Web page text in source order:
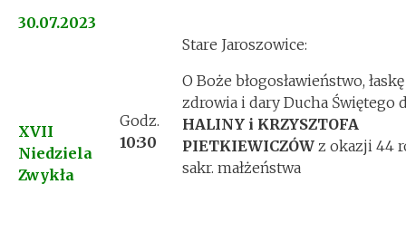
30.07.2023
XVII
Niedziela
Zwykła
Godz.
10:30
Stare Jaroszowice:
O Boże błogosławieństwo, łaskę
zdrowia i dary Ducha Świętego
HALINY i KRZYSZTOFA
PIETKIEWICZÓW z okazji 44
sakr. małżeństwa